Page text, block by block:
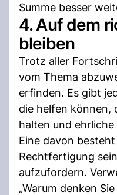
Summe besser
4. Auf dem
bleiben
Trotz aller
vom Thema
erfinden. Es gibt
die helfen können,
halten und
Eine davon
Rechtfertigung
aufzufordern.
„Warum denken